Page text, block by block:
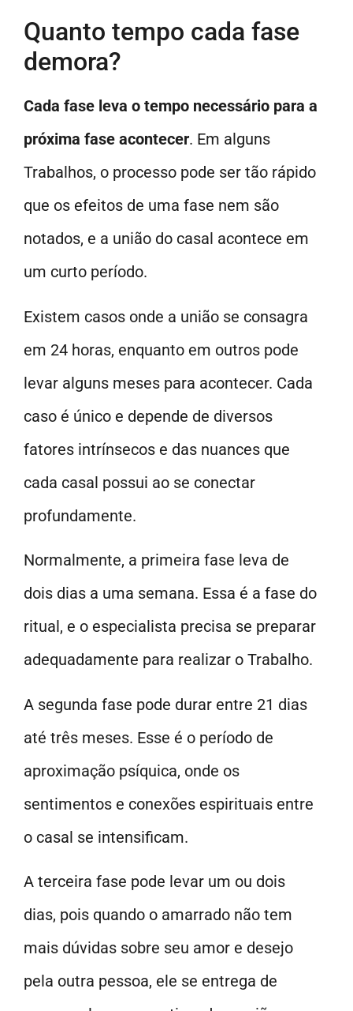
Quanto tempo cada fase
demora?
Cada fase leva o tempo necessário para a
próxima fase acontecer. Em alguns
Trabalhos, o processo pode ser tão rápido
que os efeitos de uma fase nem são
notados, e a união do casal acontece em
um curto período.
Existem casos onde a união se consagra
em 24 horas, enquanto em outros pode
levar alguns meses para acontecer. Cada
caso é único e depende de diversos
fatores intrínsecos e das nuances que
cada casal possui ao se conectar
profundamente.
Normalmente, a primeira fase leva de
dois dias a uma semana. Essa é a fase do
ritual, e o especialista precisa se preparar
adequadamente para realizar o Trabalho.
A segunda fase pode durar entre 21 dias
até três meses. Esse é o período de
aproximação psíquica, onde os
sentimentos e conexões espirituais entre
o casal se intensificam.
A terceira fase pode levar um ou dois
dias, pois quando o amarrado não tem
mais dúvidas sobre seu amor e desejo
pela outra pessoa, ele se entrega de